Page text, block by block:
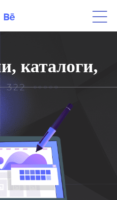
каталоги,